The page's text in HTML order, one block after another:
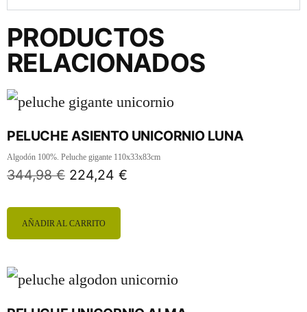
PRODUCTOS
RELACIONADOS
PELUCHE ASIENTO UNICORNIO LUNA
Algodón 100%. Peluche gigante 110x33x83cm
344,98€ 224,24 €
AÑADIR AL CARRITO